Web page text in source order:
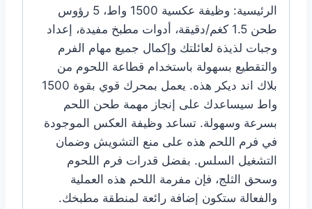
الرئيسية: وظيفة عكسية 1500 واط، 5 رؤوس
طحن 1.5 كغم/دقيقة، أدوات مطبخ مفيدة، إعداد
وجبات لذيذة لعائلتك وإكمال جميع مهام الفرم
والتقطيع بسهولة باستخدام قطاعة اللحوم من
بلاك اند ديكر هذه. يعمل بمحرك قوي بقوة 1500
واط سيساعدك على إنجاز مهمة طحن اللحم
بسرعة وسهولة. تساعد وظيفة العكس الموجودة
في فرم اللحم هذه على منع التشويش وضمان
التشغيل السلس. بفضل قدرات فرم اللحوم
وسحق الثلج، فإن مفرمة اللحم هذه العملية
والفعالة ستكون إضافة رائعة لمنطقة مطبخك.